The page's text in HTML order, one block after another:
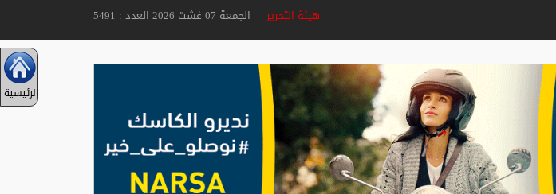
هيئة التحريرالجمعة 07 غشت 2026 العدد : 5491
الرئيسية